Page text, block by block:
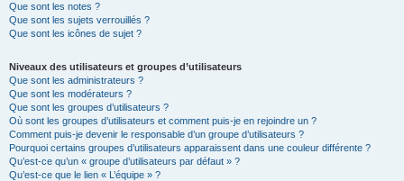
Que sont les notes ?
Que sont les sujets verrouillés ?
Que sont les icônes de sujet ?
Niveaux des utilisateurs et groupes d’utilisateurs
Que sont les administrateurs ?
Que sont les modérateurs ?
Que sont les groupes d’utilisateurs ?
Où sont les groupes d’utilisateurs et comment puis-je en rejoindre un ?
Comment puis-je devenir le responsable d’un groupe d’utilisateurs ?
Pourquoi certains groupes d’utilisateurs apparaissent dans une couleur différente ?
Qu’est-ce qu’un « groupe d’utilisateurs par défaut » ?
Qu’est-ce que le lien « L’équipe » ?